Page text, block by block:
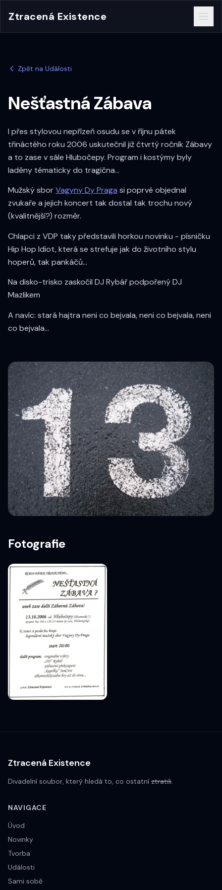
Ztracená Existence
Zpět na Události
Nešťastná Zábava
I přes stylovou nepřízeň osudu se v říjnu pátek
třináctého roku 2006 uskutečnil již čtvrtý ročník Zábavy
a to zase v sále Hlubočepy. Program i kostýmy byly
laděny tématicky do tragična...
Mužský sborVagyny Dy Praga si poprvé objednal
zvukaře a jejich koncert tak dostal tak trochu nový
(kvalitnější?) rozměr.
Chlapci z VDP taky představili horkou novinku - písničku
Hip Hop Idiot, která se strefuje jak do životního stylu
hoperů, tak pankáčů...
Na disko-trisko zaskočil DJ Rybář podpořený DJ
Mazlikem
A navíc: stará hajtra neni co bejvala, neni co bejvala, neni
co bejvala...
Fotografie
Ztracená Existence
Divadelní soubor, který hledá to, co ostatní ztratili.
NAVIGACE
Úvod
Novinky
Tvorba
Události
Sami sobě